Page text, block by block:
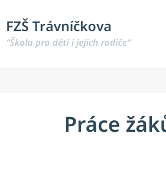
FZŠ Trávníčkova
“Škola pro děti i jejich rodiče“
Práce